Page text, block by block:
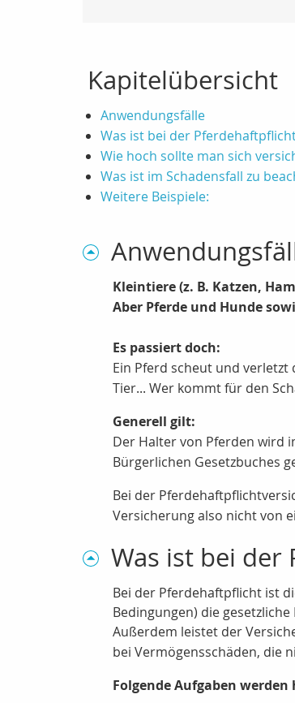
Kapitelübersicht
Anwendungsfälle
Was ist bei der
Wie hoch sollte man sich
Was ist im Schadensfall zu
Weitere Beispiele:
Kleintiere (z. B. Katzen,
Aber Pferde und Hunde
Es passiert doch:
Ein Pferd scheut und verletzt
Tier... Wer kommt für den
Generell gilt:
Der Halter von Pferden wird
Bürgerlichen Gesetzbuches
Bei der
Versicherung also nicht von
Was ist bei
Bei der Pferdehaftpflicht ist
Bedingungen) die
Außerdem leistet der
bei Vermögensschäden, die
Folgende Aufgaben